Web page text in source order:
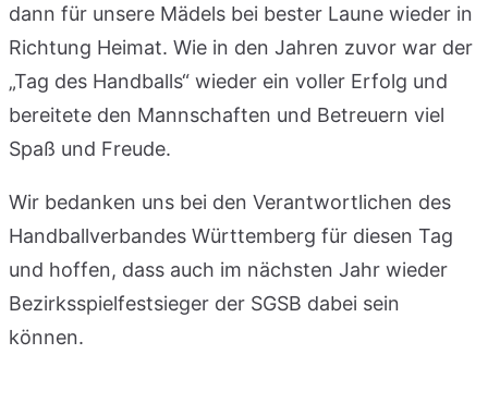
dann für unsere Mädels bei bester Laune wieder in
Richtung Heimat. Wie in den Jahren zuvor war der
„Tag des Handballs“ wieder ein voller Erfolg und
bereitete den Mannschaften und Betreuern viel
Spaß und Freude.
Wir bedanken uns bei den Verantwortlichen des
Handballverbandes Württemberg für diesen Tag
und hoffen, dass auch im nächsten Jahr wieder
Bezirksspielfestsieger der SGSB dabei sein
können.